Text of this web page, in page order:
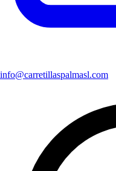
info@carretillaspalmasl.com